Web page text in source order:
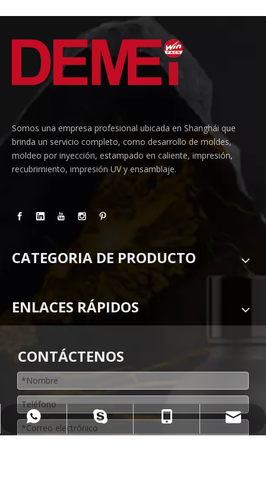
Somos una empresa profesional ubicada en Shanghái que
brinda un servicio completo, como desarrollo de moldes,
moldeo por inyección, estampado en caliente, impresión,
recubrimiento, impresión UV y ensamblaje.
CATEGORIA DE PRODUCTO
ENLACES RÁPIDOS
+86-13774427453
jessica-mejor1​​​​​​​
+86-13774427453
jessica@win-pack.com
CONTÁCTENOS